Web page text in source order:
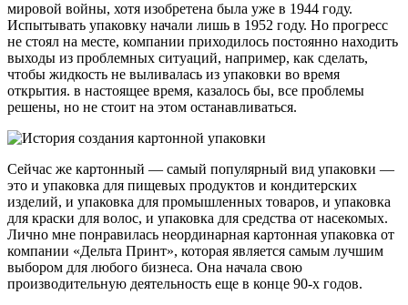
мировой войны, хотя изобретена была уже в 1944 году.
Испытывать упаковку начали лишь в 1952 году. Но прогресс
не стоял на месте, компании приходилось постоянно находить
выходы из проблемных ситуаций, например, как сделать,
чтобы жидкость не выливалась из упаковки во время
открытия. в настоящее время, казалось бы, все проблемы
решены, но не стоит на этом останавливаться.
Сейчас же картонный — самый популярный вид упаковки —
это и упаковка для пищевых продуктов и кондитерских
изделий, и упаковка для промышленных товаров, и упаковка
для краски для волос, и упаковка для средства от насекомых.
Лично мне понравилась неординарная картонная упаковка от
компании «Дельта Принт», которая является самым лучшим
выбором для любого бизнеса. Она начала свою
производительную деятельность еще в конце 90-х годов.